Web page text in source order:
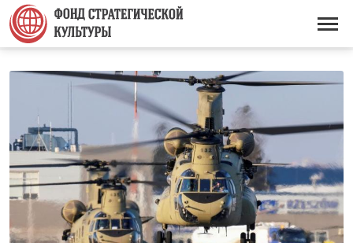
Перейти
основному
содержанию
Основная